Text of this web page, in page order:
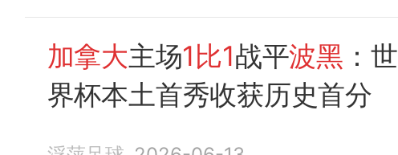
加拿大主场1比1战平波黑 ：世
界杯本土首秀收获历史首分